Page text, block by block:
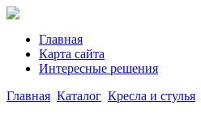
Главная
Карта сайта
Интересные решения
Главная Каталог Кресла и стулья